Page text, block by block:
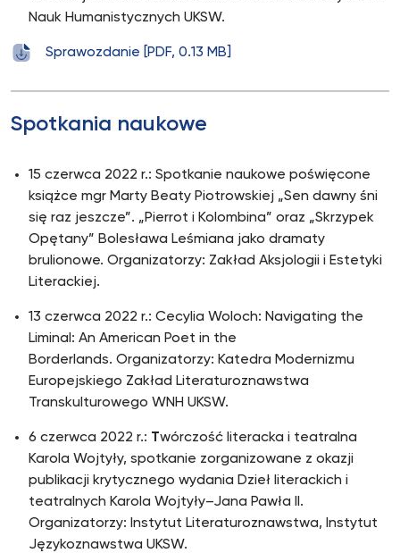
Nauk Humanistycznych UKSW.
Sprawozdanie [PDF, 0.13 MB]
Spotkania naukowe
15 czerwca 2022 r.: Spotkanie naukowe poświęcone
książce mgr Marty Beaty Piotrowskiej „Sen dawny śni
się raz jeszcze”. „Pierrot i Kolombina” oraz „Skrzypek
Opętany” Bolesława Leśmiana jako dramaty
brulionowe. Organizatorzy: Zakład Aksjologii i Estetyki
Literackiej.
13 czerwca 2022 r.: Cecylia Woloch: Navigating the
Liminal: An American Poet in the
Borderlands. Organizatorzy: Katedra Modernizmu
Europejskiego Zakład Literaturoznawstwa
Transkulturowego WNH UKSW.
6 czerwca 2022 r.: Twórczość literacka i teatralna
Karola Wojtyły, spotkanie zorganizowane z okazji
publikacji krytycznego wydania Dzieł literackich i
teatralnych Karola Wojtyły–Jana Pawła II.
Organizatorzy: Instytut Literaturoznawstwa, Instytut
Językoznawstwa UKSW.